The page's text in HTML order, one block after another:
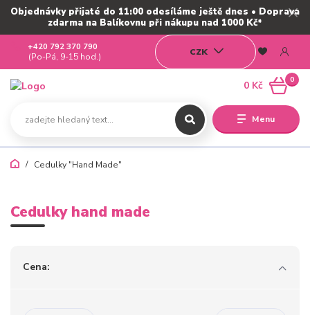
Objednávky přijaté do 11:00 odesíláme ještě dnes • Doprava
zdarma na Balíkovnu při nákupu nad 1000 Kč*
Menu
CZK
+420 792 370 790
(Po-Pá, 9-15 hod.)
0
0 Kč
Cedulky "Hand Made"
Cedulky hand made
Cena: